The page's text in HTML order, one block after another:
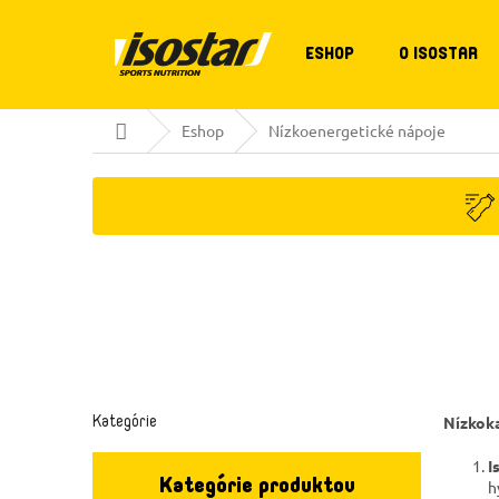
ESHOP O ISOSTAR
DomovEshop Nízkoenergetické nápoje
o
č
kategórie
Kategórie
Kategórie produktov